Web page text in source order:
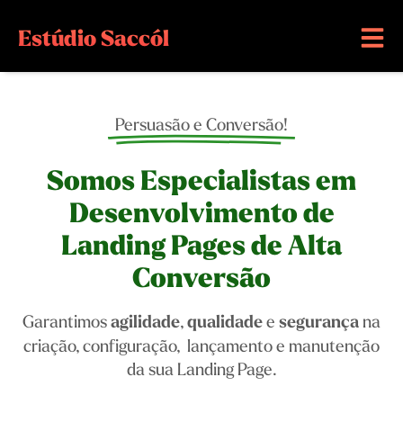
EstúdioSaccól
Persuasão e Conversão!
Somos Especialistas em
Desenvolvimento de
Landing Pages de Alta
Conversão
Garantimosagilidade,qualidadee segurança na
criação, configuração, lançamento e manutenção
da sua Landing Page.